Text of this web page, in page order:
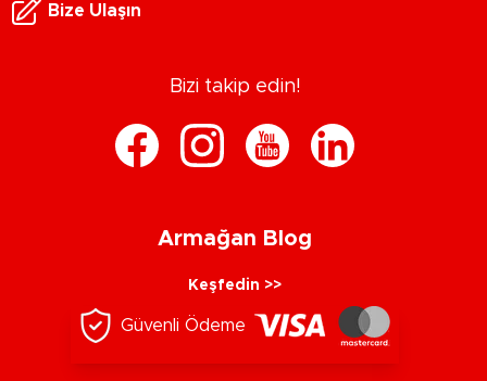
Bize Ulaşın
Bizi takip edin!
Armağan Blog
Keşfedin >>
Güvenli Ödeme